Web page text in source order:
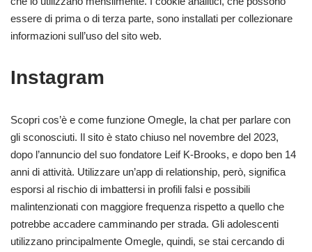
essere di prima o di terza parte, sono installati per collezionare
informazioni sull’uso del sito web.
Instagram
Scopri cos’è e come funzione Omegle, la chat per parlare con
gli sconosciuti. Il sito è stato chiuso nel novembre del 2023,
dopo l’annuncio del suo fondatore Leif K-Brooks, e dopo ben 14
anni di attività. Utilizzare un’app di relationship, però, significa
esporsi al rischio di imbattersi in profili falsi e possibili
malintenzionati con maggiore frequenza rispetto a quello che
potrebbe accadere camminando per strada. Gli adolescenti
utilizzano principalmente Omegle, quindi, se stai cercando di